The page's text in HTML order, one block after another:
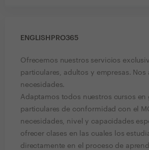
ENGLISHPRO365
Ofrecemos nuestros servicios
particulares, adultos y empresas. Nos
necesidades.
Adaptamos todos nuestros cursos en
particulares de conformidad con el
necesidades, nivel y capacidades
ofrecer clases en las cuales los
directamente en el proceso de